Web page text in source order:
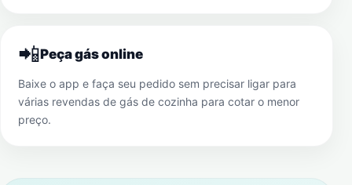
📲Peça gás online
Baixe o app e faça seu pedido sem precisar ligar para
várias revendas de gás de cozinha para cotar o menor
preço.